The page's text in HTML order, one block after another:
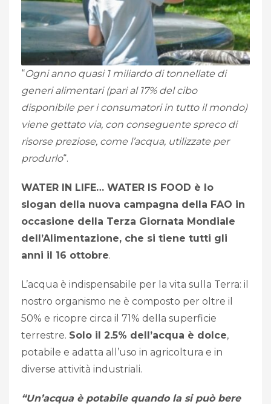
“Ogni anno quasi 1 miliardo di tonnellate di
generi alimentari (pari al 17% del cibo
disponibile per i consumatori in tutto il mondo)
viene gettato via, con conseguente spreco di
risorse preziose, come l’acqua, utilizzate per
produrlo“.
WATER IN LIFE… WATER IS FOOD è lo
slogan della nuova campagna della FAO in
occasione della Terza Giornata Mondiale
dell’Alimentazione, che si tiene tutti gli
anni il 16 ottobre.
L’acqua è indispensabile per la vita sulla Terra: il
nostro organismo ne è composto per oltre il
50% e ricopre circa il 71% della superficie
terrestre. Solo il 2.5% dell’acqua è dolce,
potabile e adatta all’uso in agricoltura e in
diverse attività industriali.
“Un’acqua è potabile quando la si può bere